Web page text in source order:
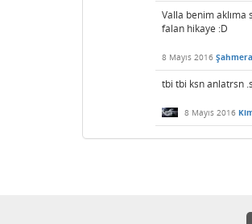
Valla benim aklıma
falan hikaye :D
8 Mayıs 2016
tbi tbi ksn anlatrsn
8 Mayıs 2016